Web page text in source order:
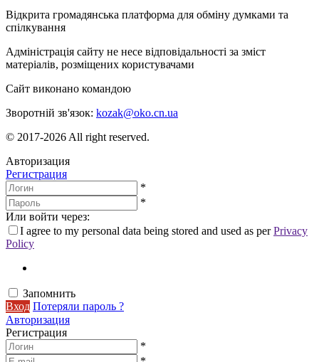
Відкрита громадянська платформа для обміну думками та
спілкування
Адміністрація сайту не несе відповідальності за зміст
матеріалів, розміщених користувачами
Сайт виконано командою
Зворотній зв'язок: kozak@oko.cn.ua
© 2017-2026 All right reserved.
Авторизация
Регистрация
*
*
Или войти через:
I agree to my personal data being stored and used as perPrivacy
Policy
Запомнить
Вход Потеряли пароль ?
Авторизация
Регистрация
*